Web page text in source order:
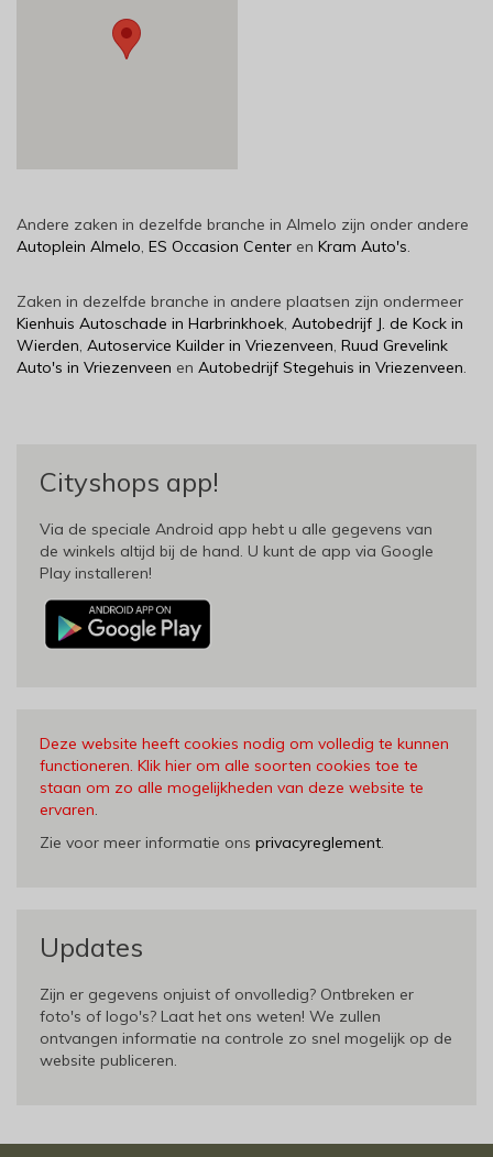
Andere zaken in dezelfde branche in Almelo zijn onder andere
Autoplein Almelo, ES Occasion Center en Kram Auto's.
Zaken in dezelfde branche in andere plaatsen zijn ondermeer
Kienhuis Autoschade in Harbrinkhoek, Autobedrijf J. de Kock in
Wierden, Autoservice Kuilder in Vriezenveen, Ruud Grevelink
Auto's in Vriezenveen en Autobedrijf Stegehuis in Vriezenveen.
Cityshops app!
Via de speciale Android app hebt u alle gegevens van
de winkels altijd bij de hand. U kunt de app via Google
Play installeren!
Deze website heeft cookies nodig om volledig te kunnen
functioneren. Klik hier om alle soorten cookies toe te
staan om zo alle mogelijkheden van deze website te
ervaren
Zie voor meer informatie ons privacyreglement
Updates
Zijn er gegevens onjuist of onvolledig? Ontbreken er
foto's of logo's? Laat het ons weten! We zullen
ontvangen informatie na controle zo snel mogelijk op de
website publiceren.